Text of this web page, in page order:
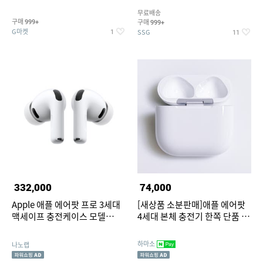
구매 999+
G마켓 1
무료배송
구매 999+
SSG 11
332,000
Apple 애플 에어팟 프로 3세대
맥세이프 충전케이스 모델
나노랩
74,000
[새상품 소분판매]애플 에어팟
4세대 본체 충전기 한쪽 단품 본
하마소